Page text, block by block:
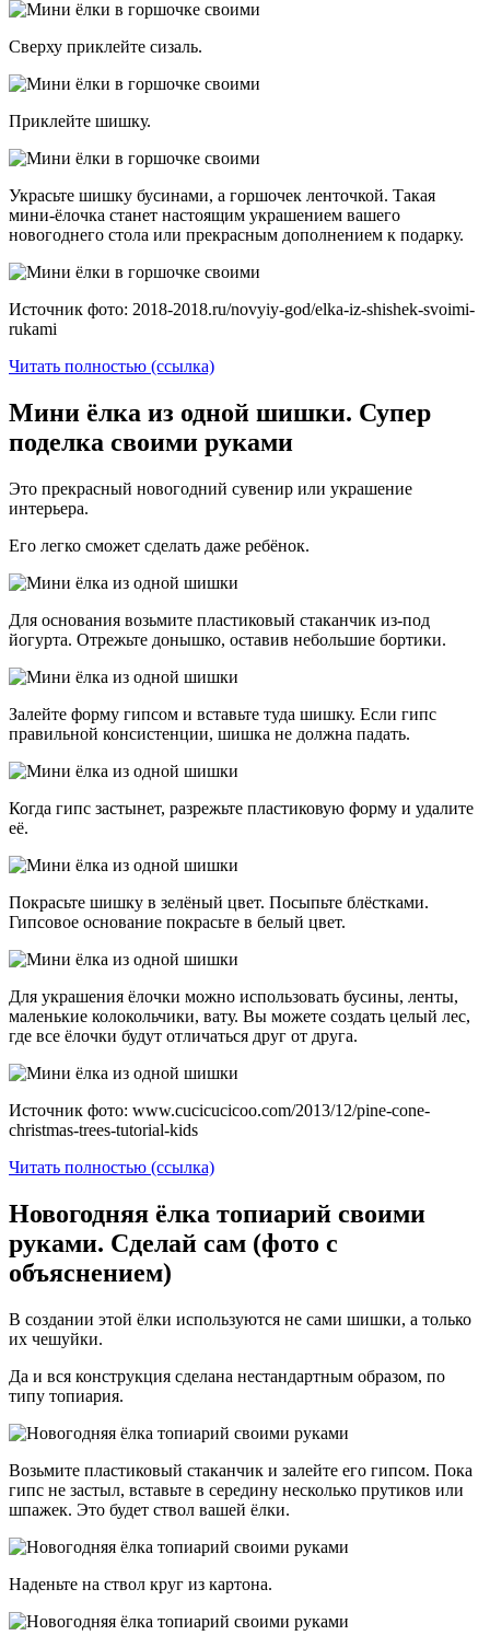
Сверху приклейте сизаль.
Приклейте шишку.
Украсьте шишку бусинами, а горшочек ленточкой. Такая
мини-ёлочка станет настоящим украшением вашего
новогоднего стола или прекрасным дополнением к подарку.
Источник фото: 2018-2018.ru/novyiy-god/elka-iz-shishek-svoimi-
rukami
Читать полностью (ссылка)
Мини ёлка из одной шишки. Супер
поделка своими руками
Это прекрасный новогодний сувенир или украшение
интерьера.
Его легко сможет сделать даже ребёнок.
Для основания возьмите пластиковый стаканчик из-под
йогурта. Отрежьте донышко, оставив небольшие бортики.
Залейте форму гипсом и вставьте туда шишку. Если гипс
правильной консистенции, шишка не должна падать.
Когда гипс застынет, разрежьте пластиковую форму и удалите
её.
Покрасьте шишку в зелёный цвет. Посыпьте блёстками.
Гипсовое основание покрасьте в белый цвет.
Для украшения ёлочки можно использовать бусины, ленты,
маленькие колокольчики, вату. Вы можете создать целый лес,
где все ёлочки будут отличаться друг от друга.
Источник фото: www.cucicucicoo.com/2013/12/pine-cone-
christmas-trees-tutorial-kids
Читать полностью (ссылка)
Новогодняя ёлка топиарий своими
руками. Сделай сам (фото с
объяснением)
В создании этой ёлки используются не сами шишки, а только
их чешуйки.
Да и вся конструкция сделана нестандартным образом, по
типу топиария.
Возьмите пластиковый стаканчик и залейте его гипсом. Пока
гипс не застыл, вставьте в середину несколько прутиков или
шпажек. Это будет ствол вашей ёлки.
Наденьте на ствол круг из картона.